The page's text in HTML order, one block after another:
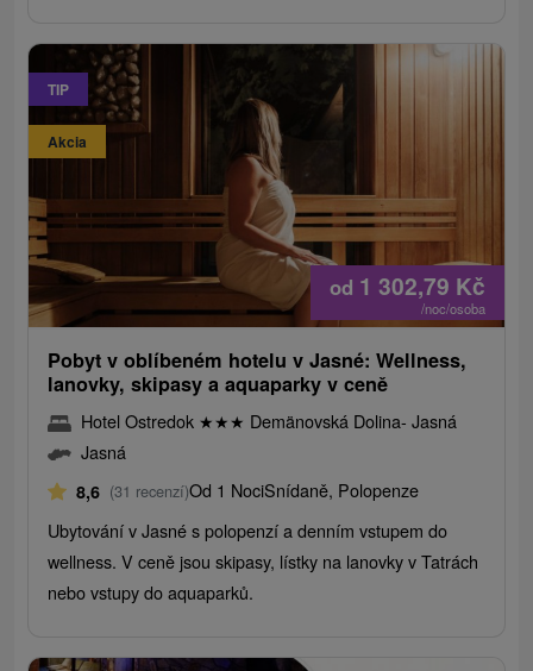
TIP
Akcia
od 1 302,79 Kč
/noc/osoba
Pobyt v oblíbeném hotelu v Jasné: Wellness,
lanovky, skipasy a aquaparky v ceně
Hotel Ostredok ★★★ Demänovská Dolina- Jasná
Jasná
8,6 (31 recenzí)Od 1 NociSnídaně, Polopenze
Ubytování v Jasné s polopenzí a denním vstupem do
wellness. V ceně jsou skipasy, lístky na lanovky v Tatrách
nebo vstupy do aquaparků.